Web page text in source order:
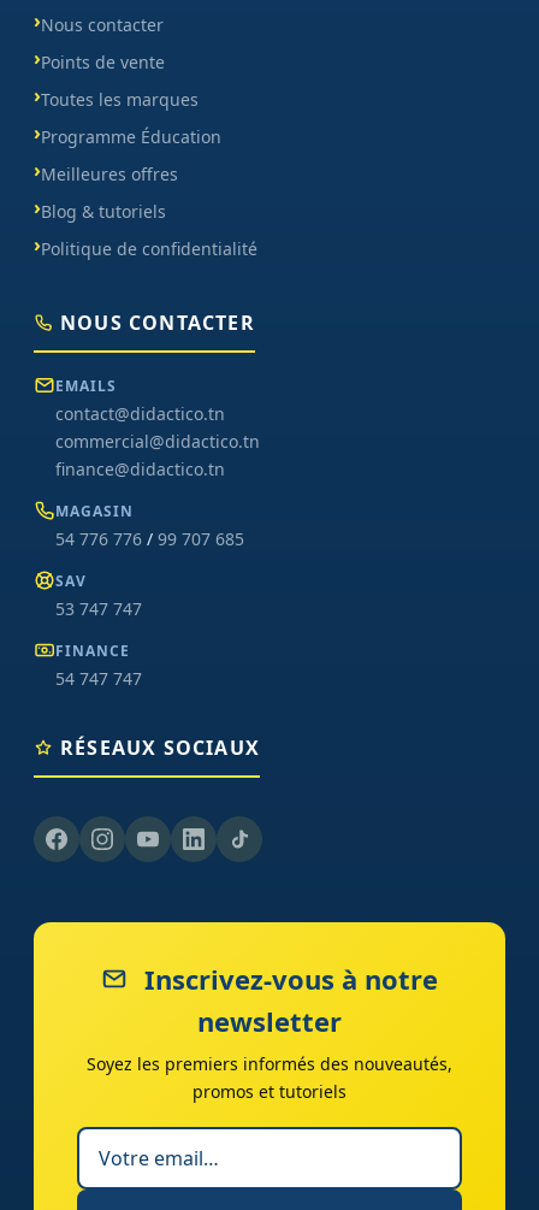
Nous contacter
Points de vente
Toutes les marques
Programme Éducation
Meilleures offres
Blog & tutoriels
Politique de confidentialité
NOUS CONTACTER
EMAILS
contact@didactico.tn
commercial@didactico.tn
finance@didactico.tn
MAGASIN
54 776 776 / 99 707 685
SAV
53 747 747
FINANCE
54 747 747
RÉSEAUX SOCIAUX
Inscrivez-vous à notre
newsletter
Soyez les premiers informés des nouveautés,
promos et tutoriels